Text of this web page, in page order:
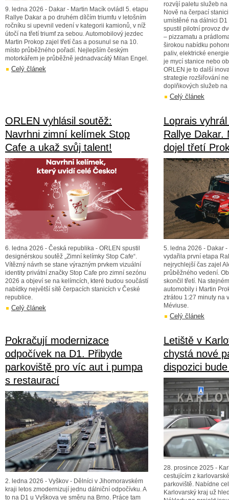
9. ledna 2026 - Dakar - Martin Macík ovládl 5. etapu
Rallye Dakar a po druhém dílčím triumfu v letošním
ročníku si upevnil vedení v kategorii kamionů, v níž
útočí na třetí triumf za sebou. Automobilový jezdec
Martin Prokop zajel třetí čas a posunul se na 10.
místo průběžného pořadí. Nejlepším českým
motorkářem je průběžně jednadvacátý Milan Engel.
Celý článek
rozvíjí paletu služeb
Nově na čerpací
umístěné na dálnici
spustil pilotní provoz
– pizzamatu a
širokou nabídku
paliv, elektrické
je mycí stanice nebo
ORLEN je to další
strategie rozšiřování
doplňkových služeb
Celý článek
ORLEN vyhlásil soutěž:
Navrhni zimní kelímek Stop
Cafe a ukaž svůj talent!
6. ledna 2026 - Česká republika - ORLEN spustil
designérskou soutěž „Zimní kelímky Stop Cafe“.
Vítězný návrh se stane výrazným prvkem vizuální
identity privátní značky Stop Cafe pro zimní sezónu
2026 a objeví se na kelímcích, které budou součástí
nabídky největší sítě čerpacích stanicích v České
republice.
Celý článek
Loprais
Rallye Dakar.
dojel třetí
5. ledna 2026 - Dakar
vydařila první etapa
nejrychlejší čas zajel
průběžného vedení.
skončil třetí. Na
automobily i Martin
ztrátou 1:27 minuty na
Méviuse.
Celý článek
Pokračují modernizace
odpočívek na D1. Přibyde
parkoviště pro víc aut i pumpa
s restaurací
2. ledna 2026 - Vyškov - Dělníci v Jihomoravském
kraji letos zmodernizují jednu dálniční odpočívku. A
to na D1 u Vyškova ve směru na Brno. Práce tam
Letiště v
chystá nové
dispozici
28. prosince 2025 -
cestujícím z
parkoviště. Nabídne
Karlovarský kraj už